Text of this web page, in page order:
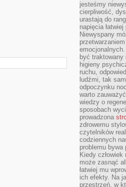
jesteśmy
cierpliwość,
urastają do
napięcia
Niewyspany
być
higieny
ruchu,
ludźmi, tak
odpoczynku
warto
wiedzy o
sposobach
prowadzona
zdrowemu
czytelników
codziennych
problemu bywa
Kiedy
może zasnąć
łatwiej mu
ich efekty. Na
przestrzeń, w